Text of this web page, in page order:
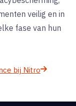
veilig en in
fase van hun
bij Nitro